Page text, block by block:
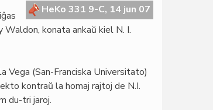
HeKo 331 9-C, 14 jun 07
konata ankaŭ kiel N. I.
(San-Franciska Universitato)
kontraŭ la homaj rajtoj de N.I.
du-tri jaroj.